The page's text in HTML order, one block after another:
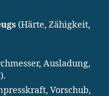
(Härte, Zähigkeit,
Ausladung,
Vorschub,